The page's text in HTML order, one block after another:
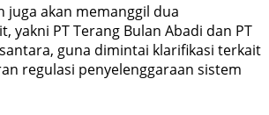
juga akan memanggil dua
yakni PT Terang Bulan Abadi dan PT
guna dimintai klarifikasi terkait
regulasi penyelenggaraan sistem